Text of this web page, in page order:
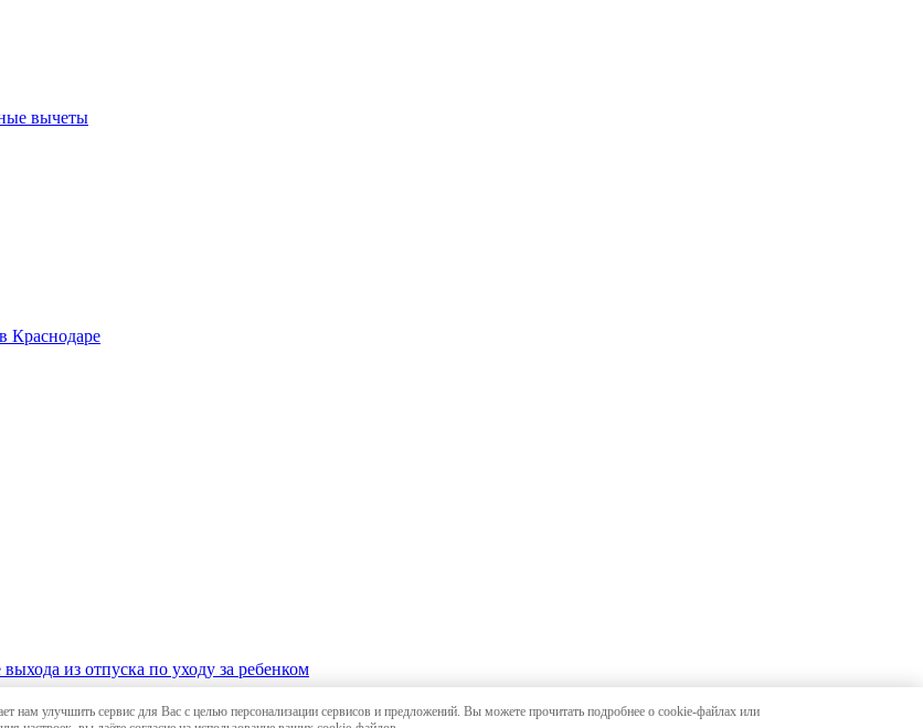
вычеты
Краснодаре
из отпуска по уходу за ребенком
нам улучшить сервис для Вас с целью персонализации сервисов и предложений. Вы можете прочитать подробнее о cookie-файлах или